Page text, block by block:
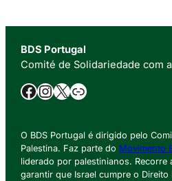
BDS Portugal
Comité de Solidariedade com
Facebook InstagramX Ligação
O BDS Portugal é dirigido pelo
Palestina. Faz parte do Movimento
liderado por palestinianos.
garantir que Israel cumpre o Direito